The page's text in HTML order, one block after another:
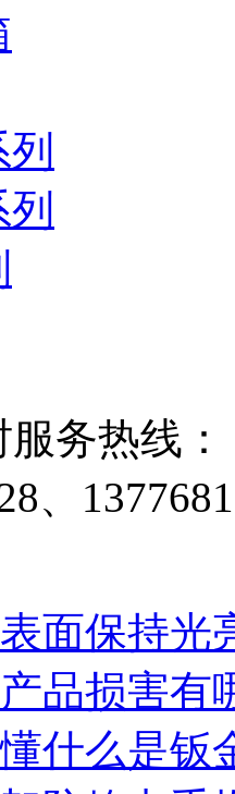
务热线：
、
面保持光
品损害有
什么是钣